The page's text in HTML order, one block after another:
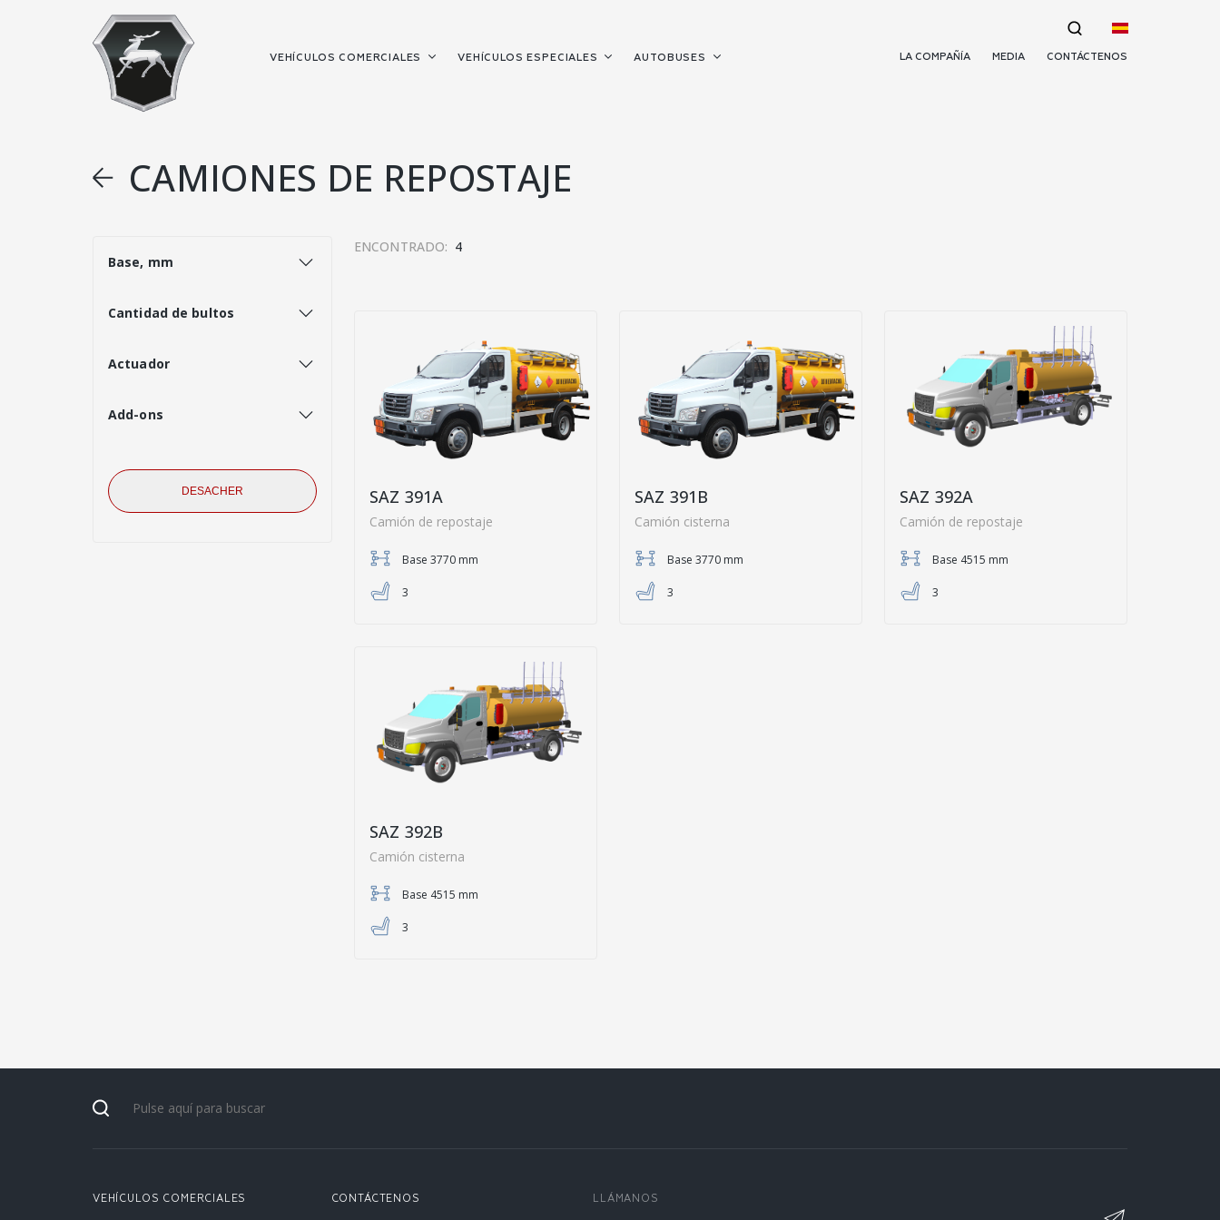
CAMIONES DE REPOSTAJE
Base, mm
Cantidad de bultos
Actuador
Add-ons
DESACHER
ENCONTRADO: 4
SAZ 391A
Camión de repostaje
Base 3770 mm
3
SAZ 391B
Camión cisterna
Base 3770 mm
3
SAZ 392A
Camión de repostaje
Base 4515 mm
3
SAZ 392B
Camión cisterna
Base 4515 mm
3
VEHÍCULOS COMERCIALES VEHÍCULOS ESPECIALES AUTOBUSES LA COMPAÑÍA MEDIA CONTÁCTENOS
VEHÍCULOS COMERCIALES CONTÁCTENOS LLÁMANOS